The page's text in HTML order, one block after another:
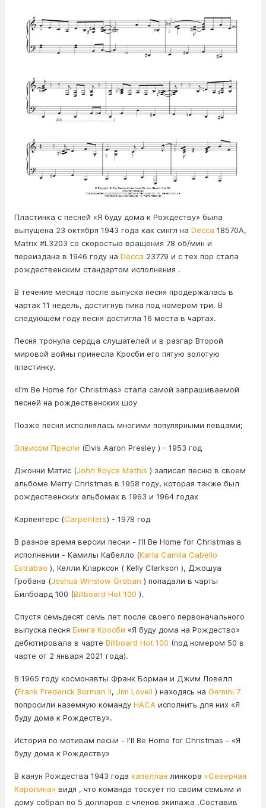
Пластинка с песней «Я буду дома к Рождеству» была
выпущена 23 октября 1943 года как сингл на Decca 18570A,
Matrix #L3203 со скоростью вращения 78 об/мин и
переиздана в 1946 году на Decca 23779 и с тех пор стала
рождественским стандартом исполнения .
В течение месяца после выпуска песня продержалась в
чартах 11 недель, достигнув пика под номером три. В
следующем году песня достигла 16 места в чартах.
Песня тронула сердца слушателей и в разгар Второй
мировой войны принесла Кросби его пятую золотую
пластинку.
«I'm Be Home for Christmas» стала самой запрашиваемой
песней на рождественских шоу
Позже песня исполнялась многими популярными певцами;
Элвисом Пресли (Elvis Aaron Presley ) - 1953 год
Джонни Матис (John Royce Mathis ) записал песню в своем
альбоме Merry Christmas в 1958 году, которая также был
рождественских альбомах в 1963 и 1964 годах
Карпентерс (Carpenters) - 1978 год
В разное время версии песни - I'll Be Home for Christmas в
исполнении - Камилы Кабелло (Karla Camila Cabello
Estrabao ), Келли Кларксон ( Kelly Clarkson ), Джошуа
Гробана (Joshua Winslow Groban ) попадали в чарты
Билбоард 100 (Billboard Hot 100 ).
Спустя семьдесят семь лет после своего первоначального
выпуска песня Бинга Кросби «Я буду дома на Рождество»
дебютировала в чарте Billboard Hot 100 (под номером 50 в
чарте от 2 января 2021 года).
В 1965 году космонавты Франк Борман и Джим Ловелл
(Frank Frederick Borman II, Jim Lovell ) находясь на Gemini 7
попросили наземную команду НАСА исполнить для них «Я
буду дома к Рождеству».
История по мотивам песни - I'll Be Home for Christmas - «Я
буду дома к Рождеству»
В канун Рождества 1943 года капеллан линкора «Северная
Каролина» видя , что команда тоскует по своим семьям и
дому собрал по 5 долларов с членов экипажа .Cоставив